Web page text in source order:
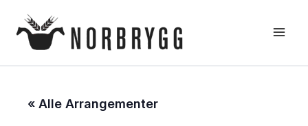
rett
« Alle Arrangementer